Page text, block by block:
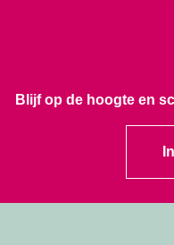
Blijf op de hoogte en